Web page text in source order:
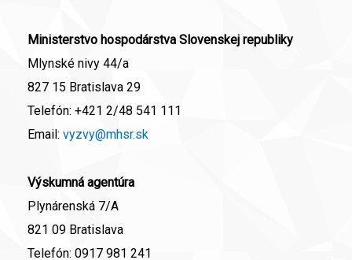
Ministerstvo hospodárstva Slovenskej republiky
Mlynské nivy 44/a
827 15 Bratislava 29
Telefón: +421 2/48 541 111
Email: vyzvy@mhsr.sk
Výskumná agentúra
Plynárenská 7/A
821 09 Bratislava
Telefón: 0917 981 241